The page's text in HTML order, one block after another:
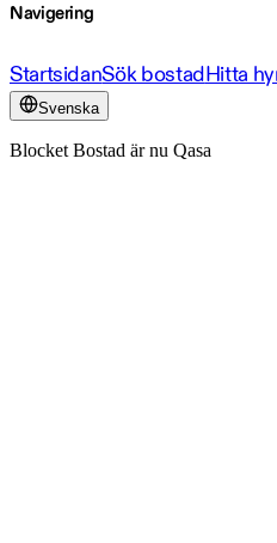
Navigering
StartsidanSök bostadHitta
Svenska
Blocket Bostad är nu Qasa